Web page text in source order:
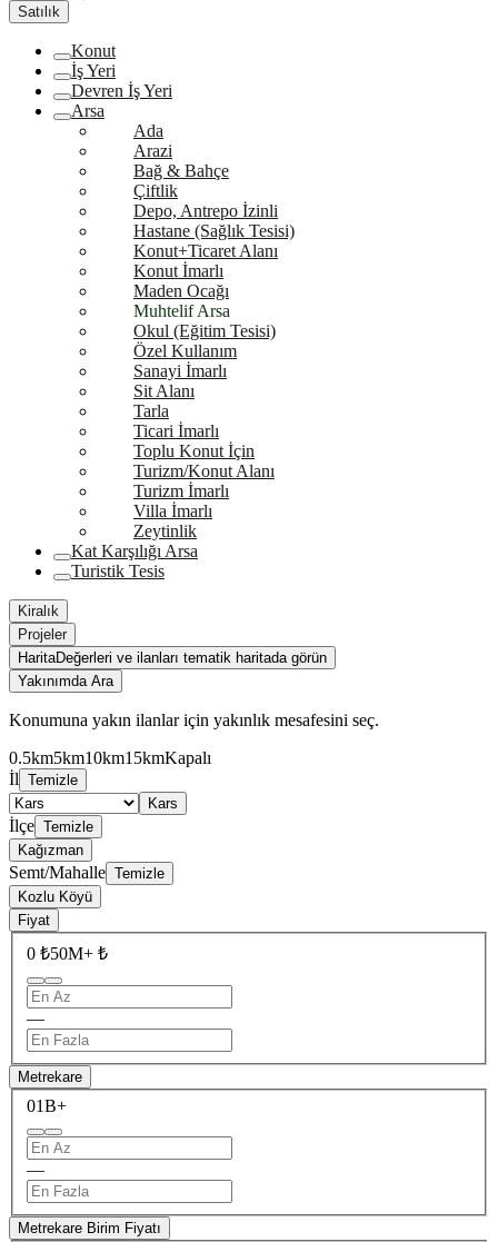
Satılık
Konut
İş Yeri
Devren İş Yeri
Arsa
Ada
Arazi
Bağ & Bahçe
Çiftlik
Depo, Antrepo İzinli
Hastane (Sağlık Tesisi)
Konut+Ticaret Alanı
Konut İmarlı
Maden Ocağı
Muhtelif Arsa
Okul (Eğitim Tesisi)
Özel Kullanım
Sanayi İmarlı
Sit Alanı
Tarla
Ticari İmarlı
Toplu Konut İçin
Turizm/Konut Alanı
Turizm İmarlı
Villa İmarlı
Zeytinlik
Kat Karşılığı Arsa
Turistik Tesis
Kiralık
Projeler
HaritaDeğerleri ve ilanları tematik haritada görün
Yakınımda Ara
Konumuna yakın ilanlar için yakınlık mesafesini seç.
0.5km5km10km15kmKapalı
İl Temizle
Kars
İlçe Temizle
Kağızman
Semt/Mahalle Temizle
Kozlu Köyü
Fiyat
0 ₺50M+ ₺
—
Metrekare
01B+
—
Metrekare Birim Fiyatı